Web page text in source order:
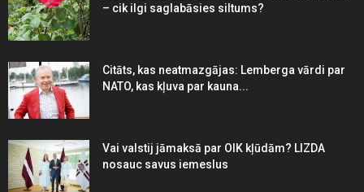
– cik ilgi saglabāsies siltums?
Citāts, kas neatmazgājas: Lemberga vārdi par
NATO, kas kļuva par kauna...
Vai valstij jāmaksā par OIK kļūdām? LIZDA
nosauc savus iemeslus